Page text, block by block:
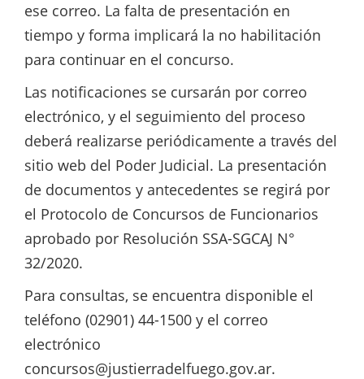
ese correo. La falta de presentación en
tiempo y forma implicará la no habilitación
para continuar en el concurso.
Las notificaciones se cursarán por correo
electrónico, y el seguimiento del proceso
deberá realizarse periódicamente a través del
sitio web del Poder Judicial. La presentación
de documentos y antecedentes se regirá por
el Protocolo de Concursos de Funcionarios
aprobado por Resolución SSA-SGCAJ N°
32/2020.
Para consultas, se encuentra disponible el
teléfono (02901) 44-1500 y el correo
electrónico
concursos@justierradelfuego.gov.ar.